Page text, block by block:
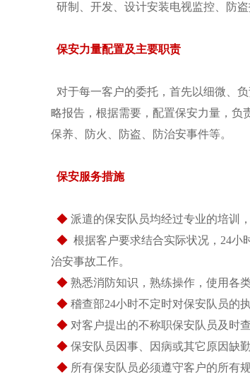
研制、开发、设计安装电视监控、防
保安力量配置及主要职责
对于每一客户的委托，首先以细微、
略报告，根据需要，配置保安力量，负
保养、防火、防盗、防治安事件等。
保安服务措施
◆ 派遣的保安队员均经过专业的培训
◆ 根据客户要求结合实际状况，24小
治安事故工作。
◆ 熟悉消防知识，熟练操作，使用各
◆ 稽查部24小时不定时对保安队员的
◆ 对客户提出的不称职保安队员及时
◆ 保安队员因事、因病或其它原因缺
◆ 所有保安队员必须遵守客户的所有